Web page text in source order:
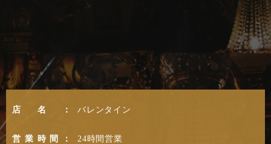
店名： バレンタイン
営業時間： 24時間営業